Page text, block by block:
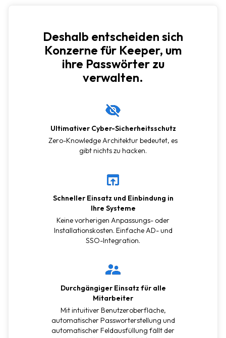
Deshalb entscheiden sich
Konzerne für Keeper, um
ihre Passwörter zu
verwalten.
Ultimativer Cyber-Sicherheitsschutz
Zero-Knowledge Architektur bedeutet, es
gibt nichts zu hacken.
Schneller Einsatz und Einbindung in
Ihre Systeme
Keine vorherigen Anpassungs- oder
Installationskosten. Einfache AD- und
SSO-Integration.
Durchgängiger Einsatz für alle
Mitarbeiter
Mit intuitiver Benutzeroberfläche,
automatischer Passworterstellung und
automatischer Feldausfüllung fällt der